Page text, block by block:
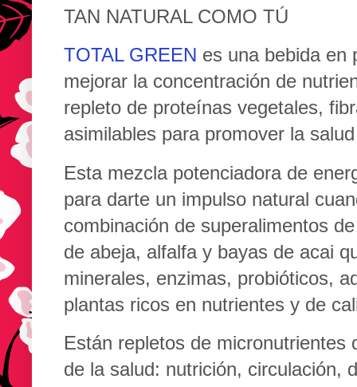
TAN NATURAL COMO TÚ
TOTAL GREEN es una bebida en
mejorar la concentración de
repleto de proteínas vegetales,
asimilables para promover la
Esta mezcla potenciadora de
para darte un impulso natural
combinación de superalimentos
de abeja, alfalfa y bayas de acai
minerales, enzimas, probióticos,
plantas ricos en nutrientes y de
Están repletos de micronutrientes
de la salud: nutrición, circulación,